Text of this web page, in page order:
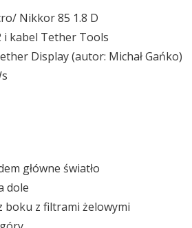
Nikkor 85 1.8 D
i kabel Tether Tools
Display (autor: Michał Gańko)
główne światło
dole
boku z filtrami żelowymi